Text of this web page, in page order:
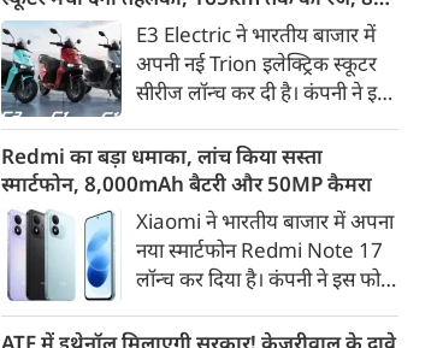
जिस झांसी जिले में अप्रैल 2023 में
अतीक के एनकाउंटर में मारे गए बेटे
असद की सांसें थमी थीं, उसी झांसी में
अब उसके छोटे बेटे अबान की भीषण
सड़क दुर्घटना में जान चली गई है।
साल की बैटरी वारंटी, कीमत जानेंगे तो हो जाएंगे
हैरान
E3 Electric ने भारतीय बाजार में
अपनी नई Trion इलेक्ट्रिक स्कूटर
सीरीज लॉन्च कर दी है। कंपनी ने इसे
पेश किया है। Trion की शुरुआती
कीमत 99,999 रुपए (एक्स-शोरूम,
बेंगलुरु) रखी गई है। फिलहाल इसकी
बुकिंग बेंगलुरु के ग्राहकों के लिए
कंपनी की आधिकारिक वेबसाइट के
जरिए शुरू की गई है। आने वाले समय
में इसे दूसरे शहरों में भी उपलब्ध
Redmi का बड़ा धमाका, लांच किया सस्ता
स्मार्टफोन, 8,000mAh बैटरी और 50MP कैमरा
Xiaomi ने भारतीय बाजार में अपना
नया स्मार्टफोन Redmi Note 17
लॉन्च कर दिया है। कंपनी ने इस फोन
डिस्प्ले, 8,000mAh की बड़ी बैटरी